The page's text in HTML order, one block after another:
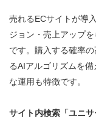
売れるECサイトが導
ジョン・売上アップ
です。購入する確率
るAIアルゴリズムを
な運用も特徴です。
サイト内検索「ユニ